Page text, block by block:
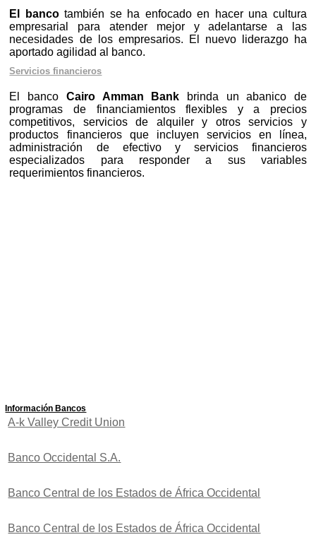
El bancotambién se ha enfocado en hacer una cultura
empresarial para atender mejor y adelantarse a las
necesidades de los empresarios. El nuevo liderazgo ha
aportado agilidad al banco.
Servicios financieros
El banco Cairo Amman Bank brinda un abanico de
programas de financiamientos flexibles y a precios
competitivos, servicios de alquiler y otros servicios y
productos financieros que incluyen servicios en línea,
administración de efectivo y servicios financieros
especializados para responder a sus variables
requerimientos financieros.
Información Bancos
A-k Valley Credit Union
Banco Occidental S.A.
Banco Central de los Estados de África Occidental
Banco Central de los Estados de África Occidental